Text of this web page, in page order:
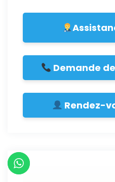
Demande
Rendez-